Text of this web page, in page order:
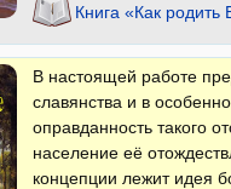
Книга «Как родить
В настоящей работе
славянства и в
оправданность такого
население её
концепции лежит идея